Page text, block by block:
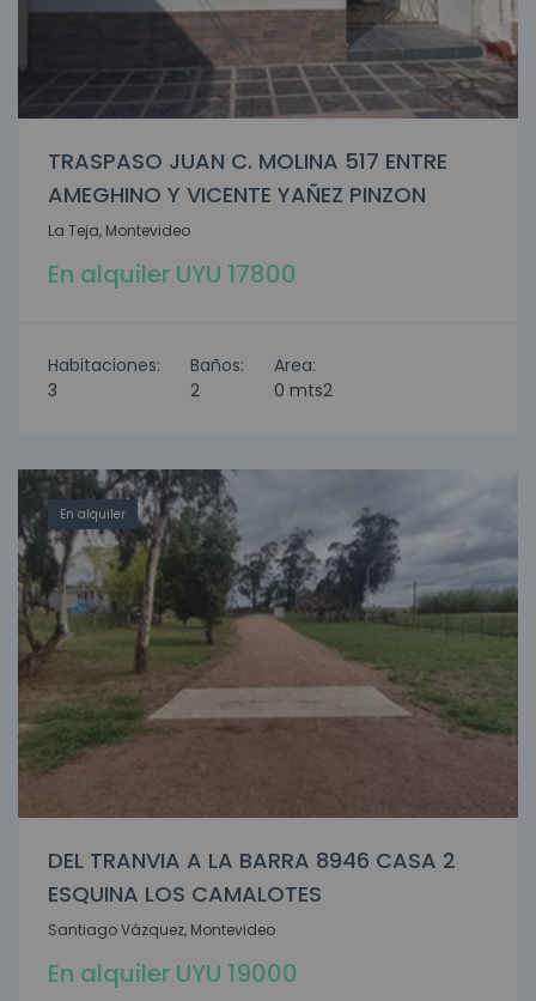
TRASPASO JUAN C. MOLINA 517 ENTRE
AMEGHINO Y VICENTE YAÑEZ PINZON
La Teja, Montevideo
En alquiler UYU 17800
Habitaciones:
3
Baños:
2
Area:
0 mts2
En alquiler
DEL TRANVIA A LA BARRA 8946 CASA 2
ESQUINA LOS CAMALOTES
Santiago Vázquez, Montevideo
En alquiler UYU 19000